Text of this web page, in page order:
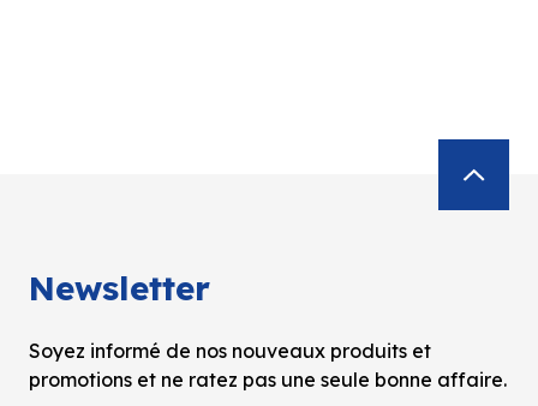
Newsletter
Soyez informé de nos nouveaux produits et
promotions et ne ratez pas une seule bonne affaire.